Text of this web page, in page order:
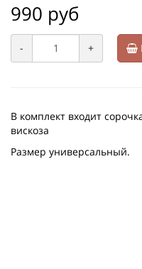
990 руб
- +
В комплект входит
вискоза
Размер универсальный.